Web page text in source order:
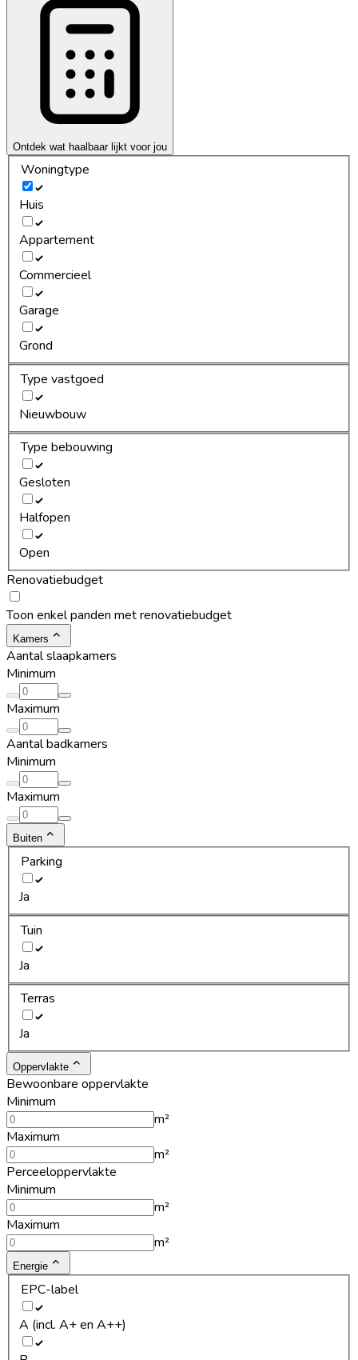
Ontdek wat haalbaar lijkt voor jou
Woningtype
Huis
Appartement
Commercieel
Garage
Grond
Type vastgoed
Nieuwbouw
Type bebouwing
Gesloten
Halfopen
Open
Renovatiebudget
Toon enkel panden met renovatiebudget
Kamers
Aantal slaapkamers
Minimum
Maximum
Aantal badkamers
Minimum
Maximum
Buiten
Parking
Ja
Tuin
Ja
Terras
Ja
Oppervlakte
Bewoonbare oppervlakte
Minimum
m²
Maximum
m²
Perceeloppervlakte
Minimum
m²
Maximum
m²
Energie
EPC-label
A (incl. A+ en A++)